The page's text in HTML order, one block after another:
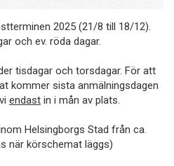
2025 (21/8 till 18/12).
och ev. röda dagar.
tisdagar och torsdagar. För att
kommer sista anmälningsdagen
endast in i mån av plats.
Helsingborgs Stad från ca.
när körschemat läggs)